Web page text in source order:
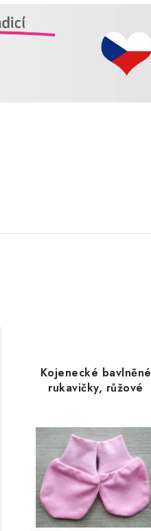
Kojenecké bavlněné
rukavičky, růžové